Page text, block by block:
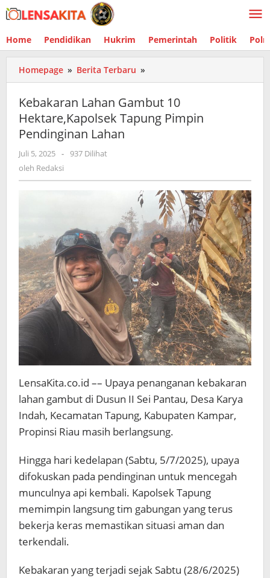
Lewati
ke
Home Pendidikan Hukrim Pemerintah Politik
Homepage » Berita Terbaru »
Lahan
Gambut
10
Hektare,Kapolsek
Kebakaran Lahan Gambut 10
Hektare,Kapolsek Tapung Pimpin
Pendinginan Lahan
Juli 5, 2025 oleh
Redaksi
- 937 Dilihat
oleh Redaksi
LensaKita.co.id –– Upaya penanganan kebakaran
lahan gambut di Dusun II Sei Pantau, Desa Karya
Indah, Kecamatan Tapung, Kabupaten Kampar,
Propinsi Riau masih berlangsung.
Hingga hari kedelapan (Sabtu, 5/7/2025), upaya
difokuskan pada pendinginan untuk mencegah
munculnya api kembali. Kapolsek Tapung
memimpin langsung tim gabungan yang terus
bekerja keras memastikan situasi aman dan
terkendali.
Kebakaran yang terjadi sejak Sabtu (28/6/2025)